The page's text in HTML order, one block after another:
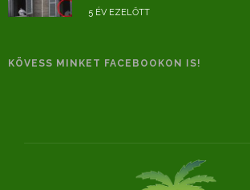
5 ÉV EZELŐTT
KÖVESS MINKET FACEBOOKON IS!